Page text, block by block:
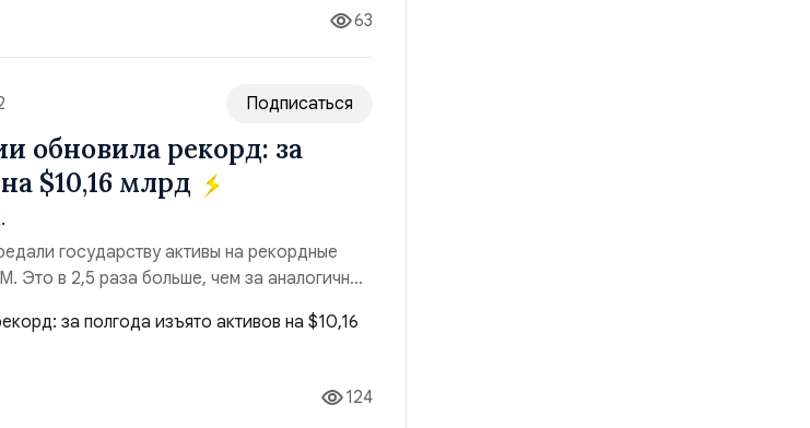
из этого бье...
63
Подписаться
обновила рекорд: за
$10,16 млрд
государству активы на рекордные
Это в 2,5 раза больше, чем за аналогичный
15 национализационных
объёма всего российского рынка
124